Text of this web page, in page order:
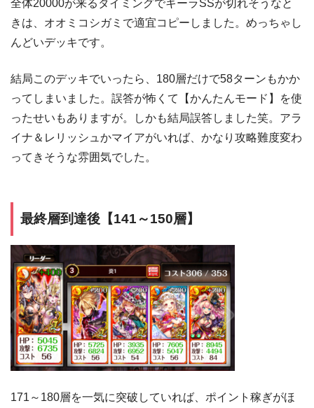
全体20000が来るタイミングでキーラSSが切れそうなと
きは、オオミコシガミで適宜コピーしました。めっちゃし
んどいデッキです。
結局このデッキでいったら、180層だけで58ターンもかか
ってしまいました。誤答が怖くて【かんたんモード】を使
ったせいもありますが。しかも結局誤答しました笑。アラ
イナ＆レリッシュかマイアがいれば、かなり攻略難度変わ
ってきそうな雰囲気でした。
最終層到達後【141～150層】
171～180層を一気に突破していれば、ポイント稼ぎがほ